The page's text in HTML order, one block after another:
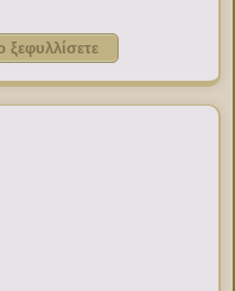
ξεφυλλίσετε